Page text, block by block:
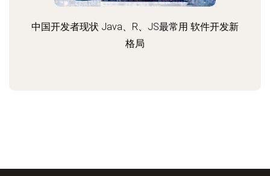
中国开发者现状 Java、R、JS最常用 软件开发新
格局